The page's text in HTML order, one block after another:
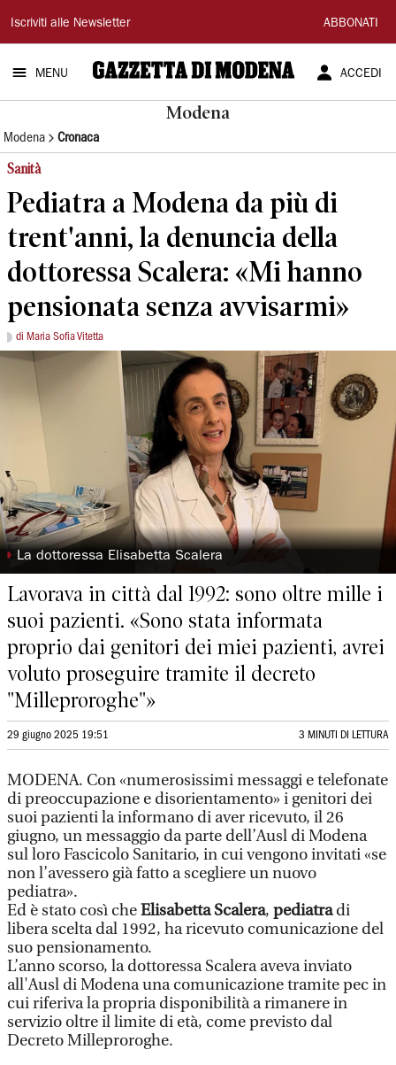
Gazzetta
di
Modena
Iscriviti alle Newsletter ABBONATI
MENU ACCEDI
Modena
Modena Cronaca
Sanità
Pediatra a Modena da più di
trent'anni, la denuncia della
dottoressa Scalera: «Mi hanno
pensionata senza avvisarmi»
di Maria Sofia Vitetta
◗ La dottoressa Elisabetta Scalera
Lavorava in città dal 1992: sono oltre mille i
suoi pazienti. «Sono stata informata
proprio dai genitori dei miei pazienti, avrei
voluto proseguire tramite il decreto
"Milleproroghe"»
29 giugno 2025 19:51 3 MINUTI DI LETTURA
MODENA. Con «numerosissimi messaggi e telefonate
di preoccupazione e disorientamento» i genitori dei
suoi pazienti la informano di aver ricevuto, il 26
giugno, un messaggio da parte dell’Ausl di Modena
sul loro Fascicolo Sanitario, in cui vengono invitati «se
non l’avessero già fatto a scegliere un nuovo
pediatra».
Ed è stato così cheElisabetta Scalera, pediatradi
libera scelta dal 1992, ha ricevuto comunicazione del
suo pensionamento.
L’anno scorso, la dottoressa Scalera aveva inviato
all'Ausl di Modena una comunicazione tramite pec in
cui riferiva la propria disponibilità a rimanere in
servizio oltre il limite di età, come previsto dal
Decreto Milleproroghe.